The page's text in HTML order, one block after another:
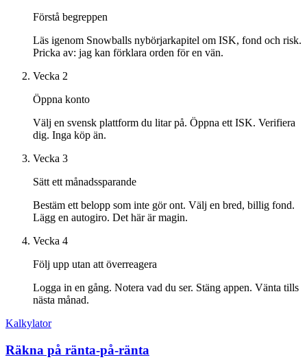
Förstå begreppen
Läs igenom Snowballs nybörjarkapitel om ISK, fond och risk.
Pricka av: jag kan förklara orden för en vän.
Vecka 2
Öppna konto
Välj en svensk plattform du litar på. Öppna ett ISK. Verifiera
dig. Inga köp än.
Vecka 3
Sätt ett månadssparande
Bestäm ett belopp som inte gör ont. Välj en bred, billig fond.
Lägg en autogiro. Det här är magin.
Vecka 4
Följ upp utan att överreagera
Logga in en gång. Notera vad du ser. Stäng appen. Vänta tills
nästa månad.
Kalkylator
Räkna på ränta-på-ränta